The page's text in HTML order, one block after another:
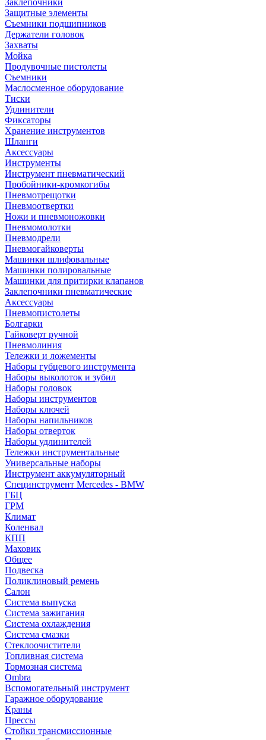
Заклепочники
Защитные элементы
Съемники подшипников
Держатели головок
Захваты
Мойка
Продувочные пистолеты
Съемники
Маслосменное оборудование
Тиски
Удлинители
Фиксаторы
Хранение инструментов
Шланги
Аксессуары
Инструменты
Инструмент пневматический
Пробойники-кромкогибы
Пневмотрещотки
Пневмоотвертки
Ножи и пневмоножовки
Пневмомолотки
Пневмодрели
Пневмогайковерты
Машинки шлифовальные
Машинки полировальные
Машинки для притирки клапанов
Заклепочники пневматические
Аксессуары
Пневмопистолеты
Болгарки
Гайковерт ручной
Пневмолиния
Тележки и ложементы
Наборы губцевого инструмента
Наборы выколоток и зубил
Наборы головок
Наборы инструментов
Наборы ключей
Наборы напильников
Наборы отверток
Наборы удлинителей
Тележки инструментальные
Универсальные наборы
Инструмент аккумуляторный
Специнструмент Mercedes - BMW
ГБЦ
ГРМ
Климат
Коленвал
КПП
Маховик
Общее
Подвеска
Поликлиновый ремень
Салон
Система выпуска
Система зажигания
Система охлаждения
Система смазки
Стеклоочистители
Топливная система
Тормозная система
Ombra
Вспомогательный инструмент
Гаражное оборудование
Краны
Прессы
Стойки трансмиссионные